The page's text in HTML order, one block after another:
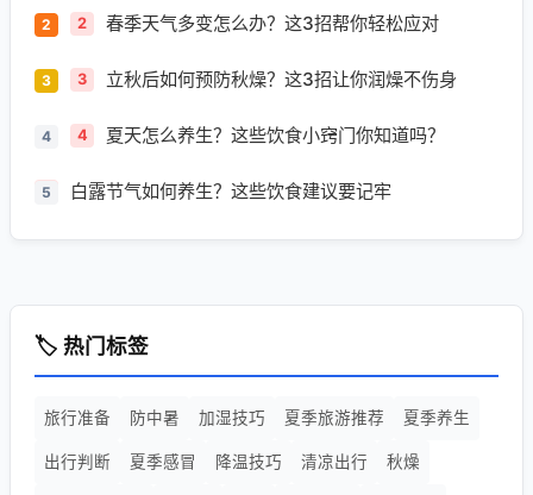
2 春季天气多变怎么办？这3招帮你轻松应对
3 立秋后如何预防秋燥？这3招让你润燥不伤身
4 夏天怎么养生？这些饮食小窍门你知道吗？
5 白露节气如何养生？这些饮食建议要记牢
🏷️ 热门标签
旅行准备 防中暑 加湿技巧 夏季旅游推荐 夏季养生
出行判断 夏季感冒 降温技巧 清凉出行 秋燥